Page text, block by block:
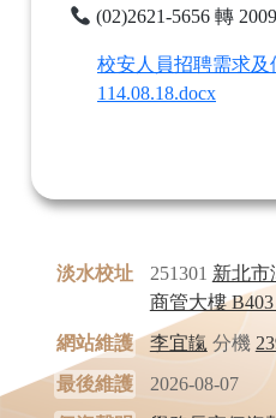
(02)2621-5656 轉 2009
校安人員招聘需求
114.08.18.docx
淡水校址 251301 新北市
商管大樓
網站維護
李宜靝分機
最後維護
2026-08-07